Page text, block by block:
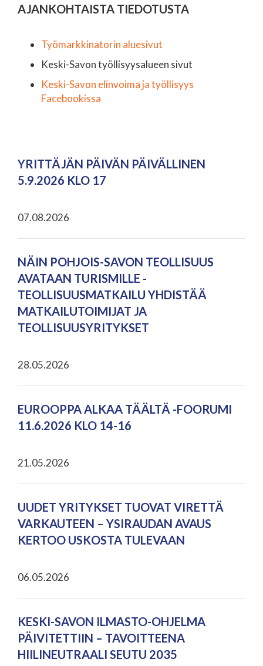
AJANKOHTAISTA TIEDOTUSTA
Työmarkkinatorin aluesivut
Keski-Savon työllisyysalueen sivut
Keski-Savon elinvoima ja työllisyys
Facebookissa
YRITTÄJÄN PÄIVÄN PÄIVÄLLINEN
5.9.2026 KLO 17
07.08.2026
NÄIN POHJOIS-SAVON TEOLLISUUS
AVATAAN TURISMILLE -
TEOLLISUUSMATKAILU YHDISTÄÄ
MATKAILUTOIMIJAT JA
TEOLLISUUSYRITYKSET
28.05.2026
EUROOPPA ALKAA TÄÄLTÄ -FOORUMI
11.6.2026 KLO 14-16
21.05.2026
UUDET YRITYKSET TUOVAT VIRETTÄ
VARKAUTEEN – YSIRAUDAN AVAUS
KERTOO USKOSTA TULEVAAN
06.05.2026
KESKI-SAVON ILMASTO-OHJELMA
PÄIVITETTIIN – TAVOITTEENA
HIILINEUTRAALI SEUTU 2035